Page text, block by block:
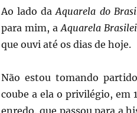
Ao lado daAquarela do
para mim, aAquarela
que ouvi até os dias de hoje.
Não estou tomando
coube a ela o privilégio, em